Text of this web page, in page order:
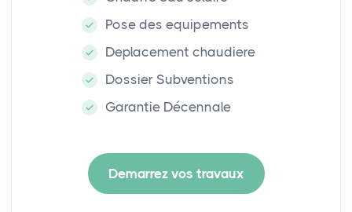
Pose des equipements
Deplacement chaudiere
Dossier Subventions
Garantie Décennale
Demarrez vos travaux